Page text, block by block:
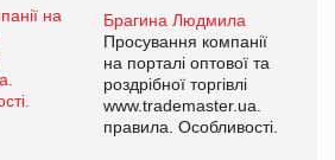
Брагина Людмила
Просування компанії
на порталі оптової та
роздрібної торгівлі
www.trademaster.ua.
правила. Особливості.